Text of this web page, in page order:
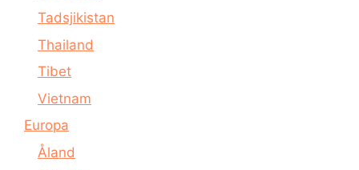
Tadsjikistan
Thailand
Tibet
Vietnam
Europa
Åland